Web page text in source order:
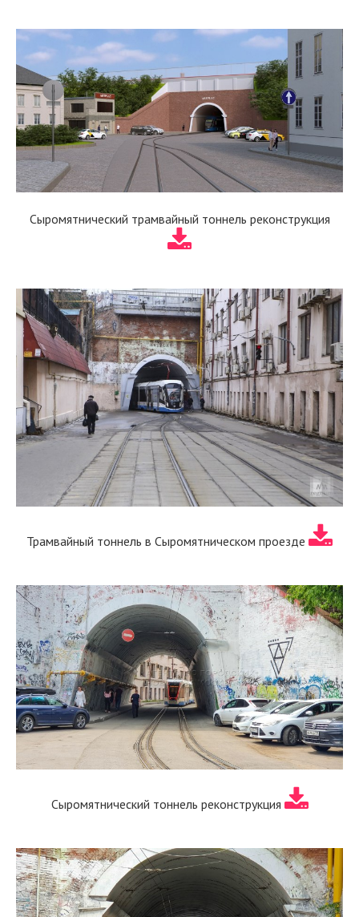
Сыромятнический трамвайный тоннель реконструкция
Трамвайный тоннель в Сыромятническом проезде
Сыромятнический тоннель реконструкция